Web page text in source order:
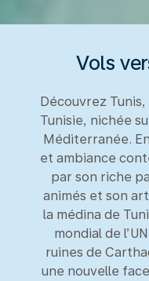
Vols
Découvrez
Tunisie, nichée
Méditerranée.
et ambiance
par son riche
animés et son
la médina de
mondial de
ruines de
une nouvelle